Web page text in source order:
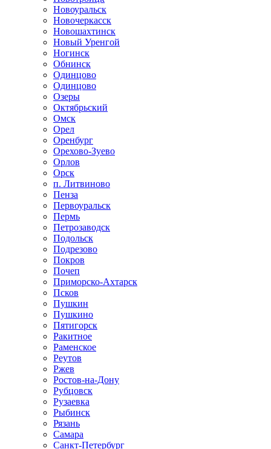
Новоуральск
Новочеркасск
Новошахтинск
Новый Уренгой
Ногинск
Обнинск
Одинцово
Одинцово
Озеры
Октябрьский
Омск
Орел
Оренбург
Орехово-Зуево
Орлов
Орск
п. Литвиново
Пенза
Первоуральск
Пермь
Петрозаводск
Подольск
Подрезово
Покров
Почеп
Приморско-Ахтарск
Псков
Пушкин
Пушкино
Пятигорск
Ракитное
Раменское
Реутов
Ржев
Ростов-на-Дону
Рубцовск
Рузаевка
Рыбинск
Рязань
Самара
Санкт-Петербург